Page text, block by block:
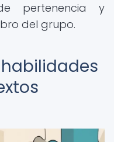
pertenencia y
del grupo.